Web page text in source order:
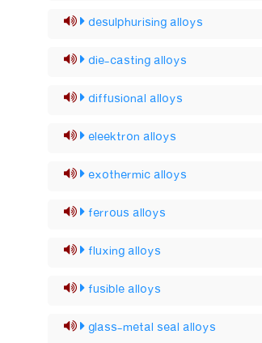
desulphurising alloys
die-casting alloys
diffusional alloys
eleektron alloys
exothermic alloys
ferrous alloys
fluxing alloys
fusible alloys
glass-metal seal alloys